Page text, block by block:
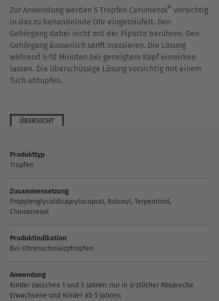
Zur Anwendung werden 5 Tropfen Cerumenol® vorsichtig
in das zu behandelnde Ohr eingeträufelt. Den
Gehörgang dabei nicht mit der Pipette berühren. Den
Gehörgang äusserlich sanft massieren. Die Lösung
während 5-10 Minuten bei geneigtem Kopf einwirken
lassen. Die überschüssige Lösung vorsichtig mit einem
Tuch abtupfen.
ÜBERSICHT
Produkttyp
Tropfen
Zusammensetzung
Propylenglycoldicaprylocaprat, Butoxyl, Terpentinöl,
Chlorocresol
Produktindikation
Bei Ohrenschmalzpfropfen
Anwendung
Kinder zwischen 1 und 5 Jahren: nur in ärztlicher Absprache
Erwachsene und Kinder ab 5 Jahren: